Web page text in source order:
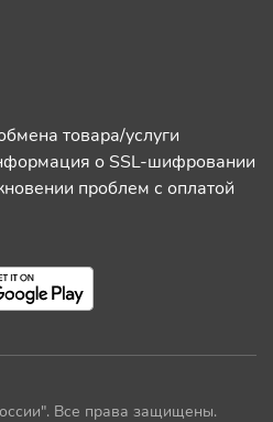
товара/услуги
о SSL-шифровании
проблем с оплатой
Все права защищены.